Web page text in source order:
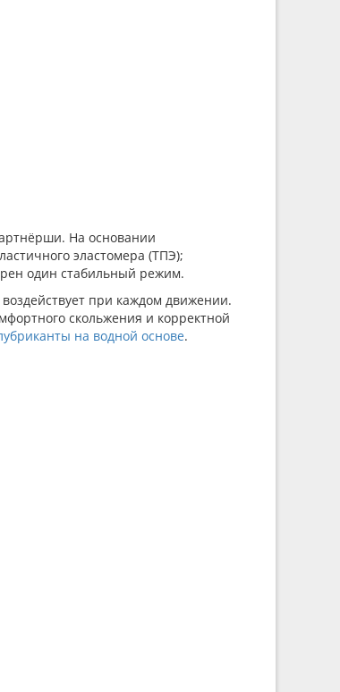
На основании
эластомера (ТПЭ);
один стабильный режим.
при каждом движении.
скольжения и корректной
на водной основе.